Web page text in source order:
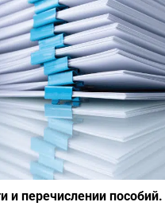
и перечислении пособий.